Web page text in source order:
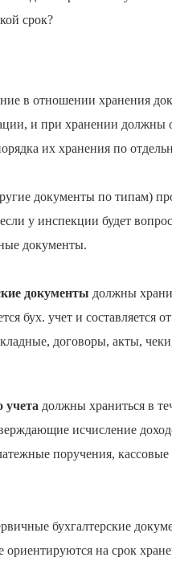
срок?
в отношении хранения
и при хранении должны
их хранения по
документы по типам)
у инспекции будет
документы.
документы должны
бух. учет и составляется
договоры, акты, чеки,
учета должны храниться в
исчисление
поручения,
бухгалтерские
ориентируются на срок